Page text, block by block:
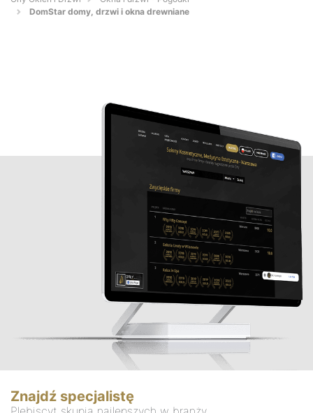
DomStar domy, drzwi i okna drewniane
Znajdź specjalistę